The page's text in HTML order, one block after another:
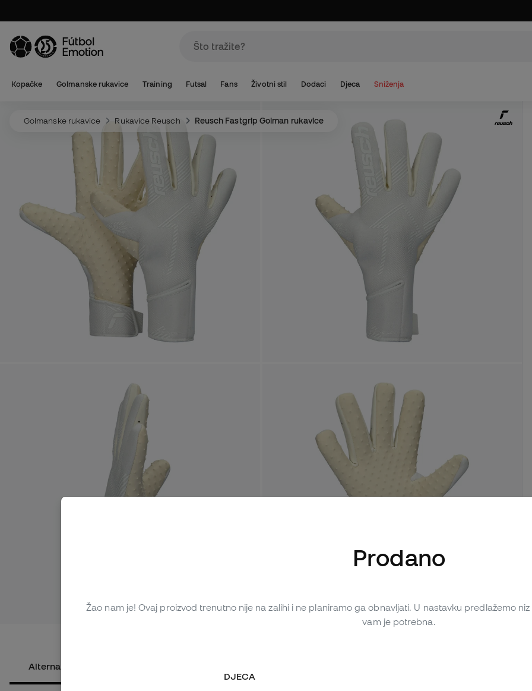
Kopačke Golmanske rukavice Training Futsal Fans Životni stil Dodaci Djeca Sniženja
Golmanske rukavice Rukavice Reusch Reusch Fastgrip Golman rukavice
Alternativni proizvodi
Prodano
Žao nam je! Ovaj proizvod trenutno nije na zalihi i ne planiramo ga obnavljati. U nastavku predlažemo
vam je potrebna.
DJECA